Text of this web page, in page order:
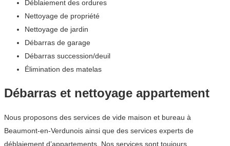
Déblaiement des ordures
Nettoyage de propriété
Nettoyage de jardin
Débarras de garage
Débarras succession/deuil
Élimination des matelas
Débarras et nettoyage appartement
Nous proposons des services de vide maison et bureau à
Beaumont-en-Verdunois ainsi que des services experts de
déblaiement d’appartements. Nos services sont toujours